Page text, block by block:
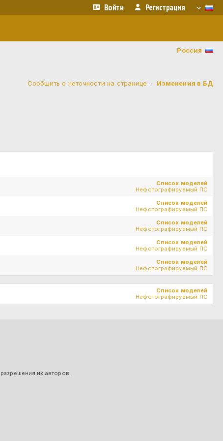
Войти Регистрация
Россия
Сообщить о неточности на странице · Изменения в БД
Список моделей
Нефотографируемый ПС
Список моделей
Нефотографируемый ПС
Список моделей
Нефотографируемый ПС
Список моделей
Нефотографируемый ПС
Список моделей
Нефотографируемый ПС
Список моделей
Нефотографируемый ПС
их авторов.